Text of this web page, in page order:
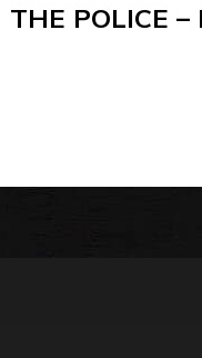
THE POLICE –